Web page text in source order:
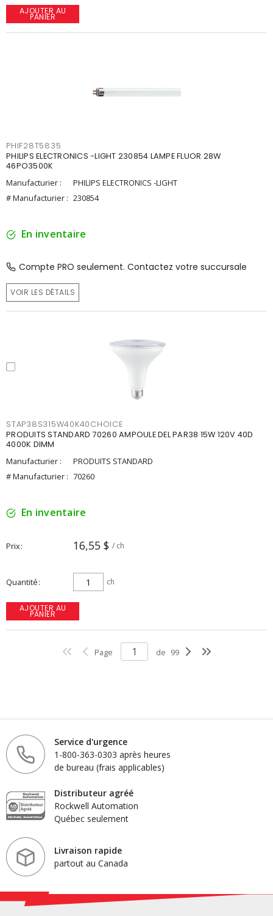
AJOUTER AU
PANIER
PHIF28T5835
PHILIPS ELECTRONICS -LIGHT 230854 LAMPE FLUOR 28W
46PO3500K
Manufacturier :
PHILIPS ELECTRONICS -LIGHT
# Manufacturier : 230854
En inventaire
Compte PRO seulement. Contactez votre succursale
VOIR LES DÉTAILS
STAP38S315W40K40CHOICE
PRODUITS STANDARD 70260 AMPOULE DEL PAR38 15W 120V 40D
4000K DIMM
Manufacturier :
PRODUITS STANDARD
# Manufacturier : 70260
En inventaire
Prix 16,55 $ / ch
Quantité ch
AJOUTER AU
PANIER
Page de 99
Service d'urgence
1-800-363-0303 après heures
de bureau (frais applicables)
Distributeur agréé
Rockwell Automation
Québec seulement
Livraison rapide
partout au Canada